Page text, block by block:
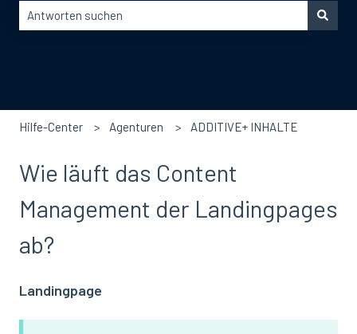
Hilfe-Center Agenturen ADDITIVE+ INHALTE
Wie läuft das Content
Management der Landingpages
ab?
Landingpage